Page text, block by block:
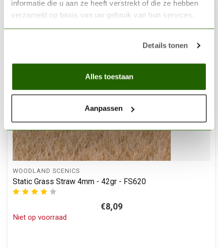
informatie die u aan ze heeft verstrekt of die ze hebben
verzameld op basis van uw gebruik van hun services.
Details tonen
Alles toestaan
Aanpassen
WOODLAND SCENICS
Static Grass Straw 4mm - 42gr - FS620
€8,09
Niet op voorraad